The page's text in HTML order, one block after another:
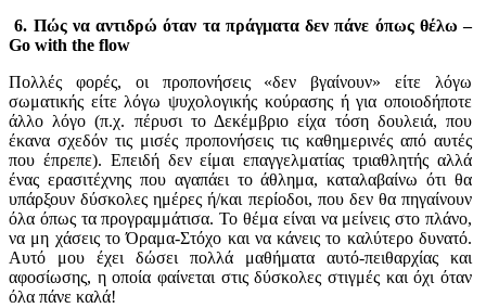
6. Πώς να αντιδρώ όταν τα πράγματα δεν πάνε όπως θέλω –
Go with the flow
Πολλές φορές, οι προπονήσεις «δεν βγαίνουν» είτε λόγω
σωματικής είτε λόγω ψυχολογικής κούρασης ή για οποιοδήποτε
άλλο λόγο (π.χ. πέρυσι το Δεκέμβριο είχα τόση δουλειά, που
έκανα σχεδόν τις μισές προπονήσεις τις καθημερινές από αυτές
που έπρεπε). Επειδή δεν είμαι επαγγελματίας τριαθλητής αλλά
ένας ερασιτέχνης που αγαπάει το άθλημα, καταλαβαίνω ότι θα
υπάρξουν δύσκολες ημέρες ή/και περίοδοι, που δεν θα πηγαίνουν
όλα όπως τα προγραμμάτισα. Το θέμα είναι να μείνεις στο πλάνο,
να μη χάσεις το Όραμα-Στόχο και να κάνεις το καλύτερο δυνατό.
Αυτό μου έχει δώσει πολλά μαθήματα αυτό-πειθαρχίας και
αφοσίωσης, η οποία φαίνεται στις δύσκολες στιγμές και όχι όταν
όλα πάνε καλά!